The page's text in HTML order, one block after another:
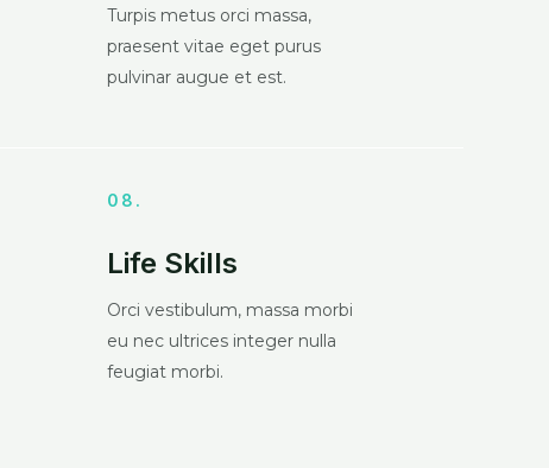
Turpis metus orci massa,
praesent vitae eget purus
pulvinar augue et est.
08.
Life Skills
Orci vestibulum, massa morbi
eu nec ultrices integer nulla
feugiat morbi.